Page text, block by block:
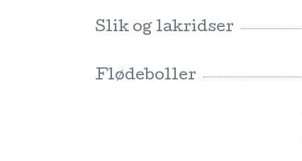
Slik og lakridser
Flødeboller